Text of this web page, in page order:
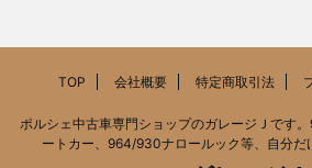
TOP 会社概要 特定商取引法
ポルシェ中古車専門ショップのガレージＪです
ートカー、964/930ナロールック等、自分だ